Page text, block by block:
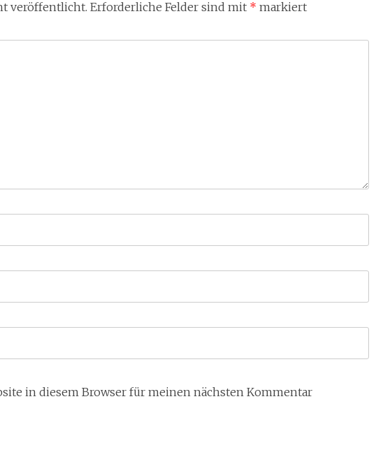
veröffentlicht. Erforderliche Felder sind mit * markiert
in diesem Browser für meinen nächsten Kommentar